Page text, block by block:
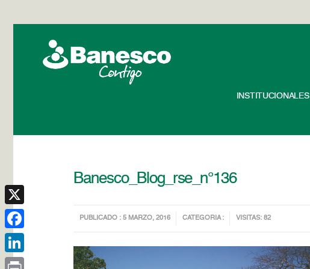
INSTITUCIONALES
Banesco_Blog_rse_n°136
PUBLICADO : 5 MARZO, 2016 CATEGORIA : VISITAS: 82
X
Facebook
LinkedIn